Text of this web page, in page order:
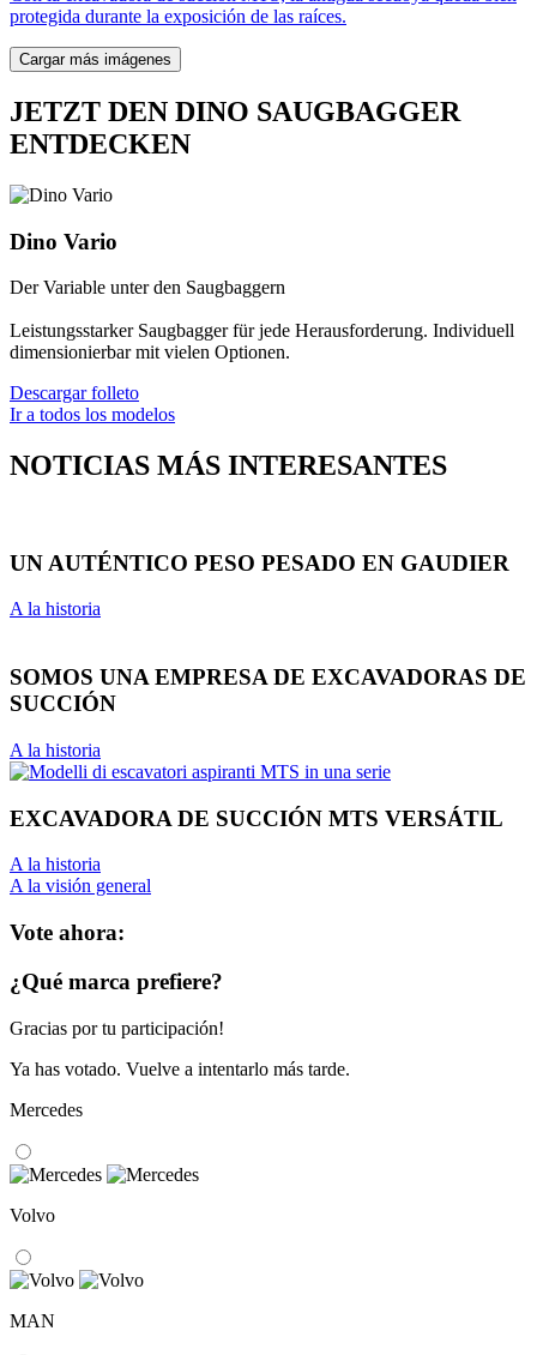
protegida durante la exposición de las raíces.
Cargar más imágenes
JETZT DEN DINO SAUGBAGGER
ENTDECKEN
Dino Vario
Der Variable unter den Saugbaggern
Leistungsstarker Saugbagger für jede Herausforderung. Individuell
dimensionierbar mit vielen Optionen.
Descargar folleto
Ir a todos los modelos
NOTICIAS MÁS INTERESANTES
UN AUTÉNTICO PESO PESADO EN GAUDIER
A la historia
SOMOS UNA EMPRESA DE EXCAVADORAS DE
SUCCIÓN
A la historia
EXCAVADORA DE SUCCIÓN MTS VERSÁTIL
A la historia
A la visión general
Vote ahora:
¿Qué marca prefiere?
Gracias por tu participación!
Ya has votado. Vuelve a intentarlo más tarde.
Mercedes
Volvo
MAN